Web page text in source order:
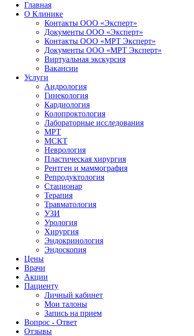
Главная
О Клинике
Контакты ООО «Эксперт»
Документы ООО «Эксперт»
Контакты ООО «МРТ Эксперт»
Документы ООО «МРТ Эксперт»
Виртуальная экскурсия
Вакансии
Услуги
Андрология
Гинекология
Кардиология
Колопроктология
Лабораторные исследования
МРТ
МСКТ
Неврология
Пластическая хирургия
Рентген и маммография
Репродуктология
Стационар
Терапия
Травматология
УЗИ
Урология
Хирургия
Эндокринология
Эндоскопия
Цены
Врачи
Акции
Пациенту
Личный кабинет
Мои талоны
Запись на прием
Вопрос - Ответ
Отзывы